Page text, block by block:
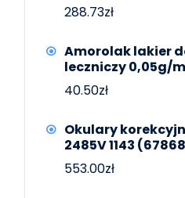
288.73zł
Amorolak lakier
leczniczy 0,05g/
40.50zł
Okulary
2485V 1143
553.00zł